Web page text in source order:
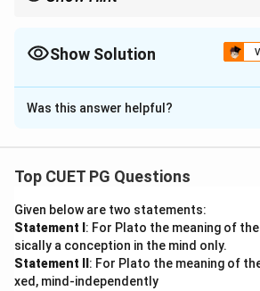
acción.Show Solution
The Correct Option isA
Solution and Explanation
El pasaje menciona explícitamente: “
casa de sus padres, ya que se
salud.”
Step 2: Interpretar el propósito del
Esto indica claramente que la razón
Was this answer helpful?
Top CUET PG Questions
Given below are two statements:
Statement I : For Plato the meaning of
sically a conception in the mind only.
Statement II : For Plato the meaning of
xed, mind-independently